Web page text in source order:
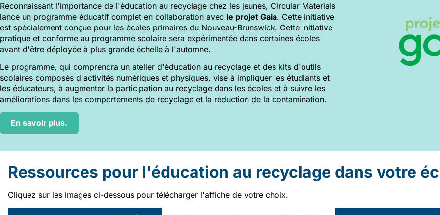
Reconnaissant l'importance de l'éducation au recyclage chez les jeunes, Circular Materials
lance un programme éducatif complet en collaboration avec le projet Gaia. Cette initiative
est spécialement conçue pour les écoles primaires du Nouveau-Brunswick. Cette initiative
pratique et conforme au programme scolaire sera expérimentée dans certaines écoles
avant d'être déployée à plus grande échelle à l'automne.
Le programme, qui comprendra un atelier d'éducation au recyclage et des kits d'outils
scolaires composés d'activités numériques et physiques, vise à impliquer les étudiants et
les éducateurs, à augmenter la participation au recyclage dans les écoles et à suivre les
améliorations dans les comportements de recyclage et la réduction de la contamination.
En savoir plus.
Ressources pour l'éducation au recyclage dans votre
Cliquez sur les images ci-dessous pour télécharger l'affiche de votre choix.